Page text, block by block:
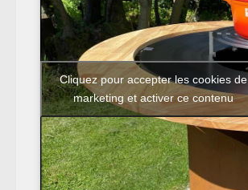
Cliquez pour accepter les cookies de
marketing et activer ce contenu